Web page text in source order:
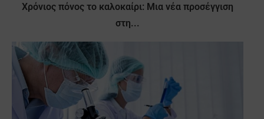
Χρόνιος πόνος το καλοκαίρι: Μια νέα προσέγγιση
στη...